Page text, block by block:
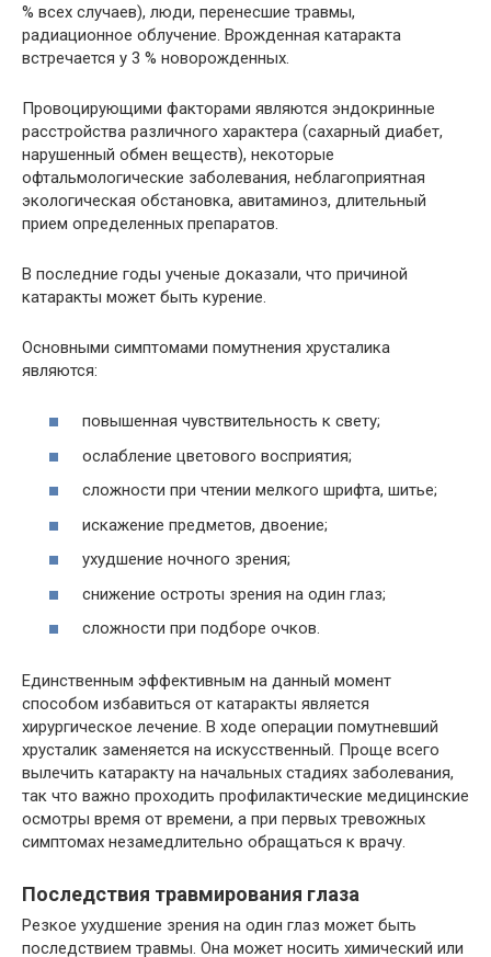
% всех случаев), люди, перенесшие травмы,
радиационное облучение. Врожденная катаракта
встречается у 3 % новорожденных.
Провоцирующими факторами являются эндокринные
расстройства различного характера (сахарный диабет,
нарушенный обмен веществ), некоторые
офтальмологические заболевания, неблагоприятная
экологическая обстановка, авитаминоз, длительный
прием определенных препаратов.
В последние годы ученые доказали, что причиной
катаракты может быть курение.
Основными симптомами помутнения хрусталика
являются:
повышенная чувствительность к свету;
ослабление цветового восприятия;
сложности при чтении мелкого шрифта, шитье;
искажение предметов, двоение;
ухудшение ночного зрения;
снижение остроты зрения на один глаз;
сложности при подборе очков.
Единственным эффективным на данный момент
способом избавиться от катаракты является
хирургическое лечение. В ходе операции помутневший
хрусталик заменяется на искусственный. Проще всего
вылечить катаракту на начальных стадиях заболевания,
так что важно проходить профилактические медицинские
осмотры время от времени, а при первых тревожных
симптомах незамедлительно обращаться к врачу.
Последствия травмирования глаза
Резкое ухудшение зрения на один глаз может быть
последствием травмы. Она может носить химический или